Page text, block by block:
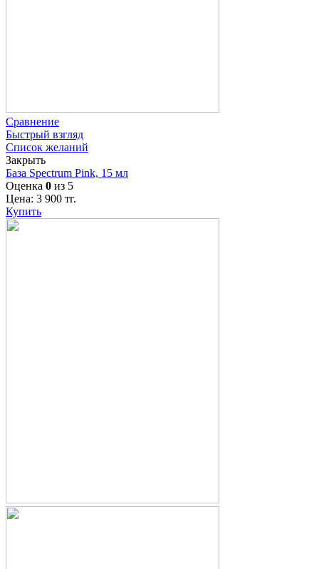
Сравнение
Быстрый взгляд
Список желаний
Закрыть
База Spectrum Pink, 15 мл
Оценка 0 из 5
Цена: 3 900 тг.
Купить